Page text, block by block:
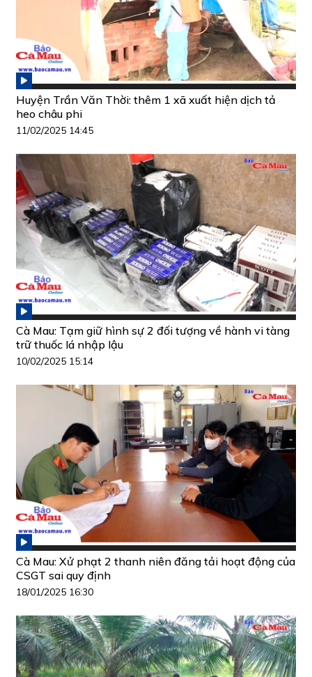
Huyện Trần Văn Thời: thêm 1 xã xuất hiện dịch tả
heo châu phi
11/02/2025 14:45
Cà Mau: Tạm giữ hình sự 2 đối tượng về hành vi tàng
trữ thuốc lá nhập lậu
10/02/2025 15:14
Cà Mau: Xử phạt 2 thanh niên đăng tải hoạt động của
CSGT sai quy định
18/01/2025 16:30